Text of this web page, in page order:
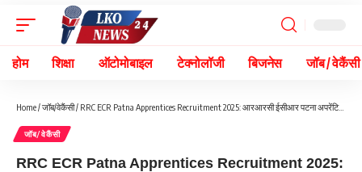
होम शिक्षा ऑटोमोबाइल टेक्नोलॉजी बिजनेस जॉब / वेकैंसी
Home/जॉब/वेकैंसी/ RRC ECR Patna Apprentices Recruitment 2025: आरआरसी ईसीआर पटना अपरेंटिस भर्ती के लिए 1154 पदों पर निकली भर्तियां, जानें पात्रता मानदंड और आवेदन प्रक्रिया
जॉब/वेकैंसी
RRC ECR Patna Apprentices Recruitment 2025: